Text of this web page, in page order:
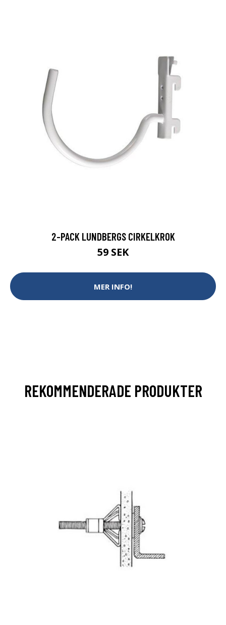
2-PACK LUNDBERGS CIRKELKROK
59 SEK
MER INFO!
REKOMMENDERADE PRODUKTER